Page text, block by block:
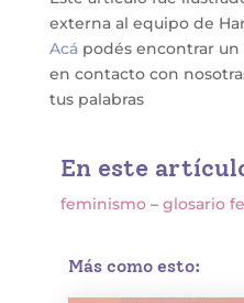
externa al equipo de
Acá podés encontrar
en contacto con
tus palabras
En este
feminismo– glosario
Más como esto: